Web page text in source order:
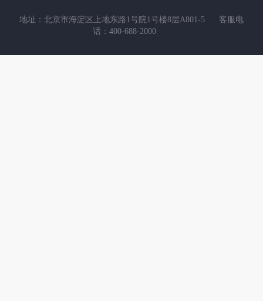
地址：北京市海淀区上地东路1号院1号楼8层A801-5
客服电
话：400-688-2000